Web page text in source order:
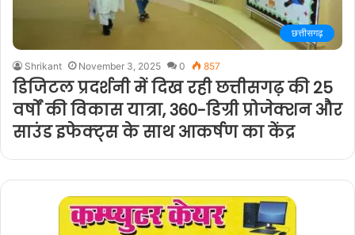
छत्तीसगढ़
Shrikant November 3, 2025 0 857
डिजिटल प्रदर्शनी में दिख रही छत्तीसगढ़ की 25
वर्षों की विकास यात्रा, 360-डिग्री प्रोजेक्शन और
साउंड इफेक्ट्स के साथ आकर्षण का केंद्र